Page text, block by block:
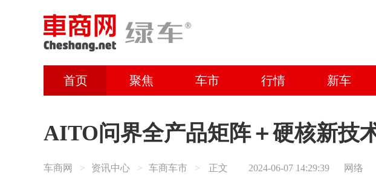
首页 聚焦 车市 行情 新车
AITO问界全产品矩阵＋硬核新技
车商网 资讯中心 车商车市 正文 2024-06-07 14:29:39 网络